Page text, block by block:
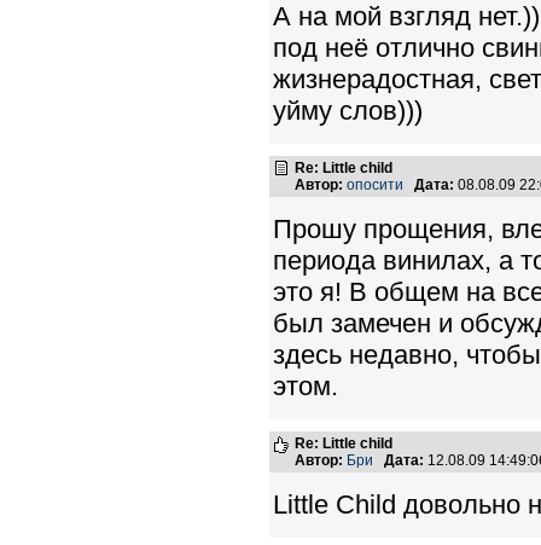
А на мой взгляд
под неё отлично
жизнерадостная,
уйму слов)))
Re: Little child
Автор: опосити Дата: 08.08.09
Прошу прощения,
периода винилах, а
это я! В общем на
был замечен и
здесь недавно,
этом.
Re: Little child
Автор: Бри Дата: 12.08.09
Little Child довольно